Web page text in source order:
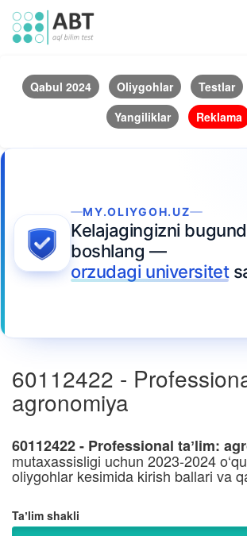
Qabul 2024 Oliygohlar Testlar
Yangiliklar
Reklama
MY.OLIYGOH.UZ
Kelajagingizni
boshlang —
orzudagi universitet
60112422 -
agronomiya
60112422 - Professional taʼlim:
mutaxassisligi uchun 2023-2024
oliygohlar kesimida kirish ballari va
Taʼlim shakli